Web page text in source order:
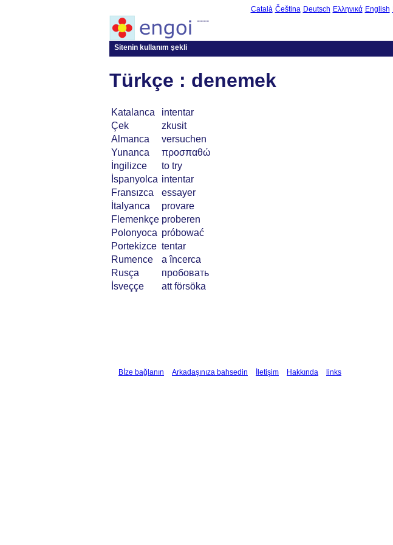
Català Čeština Deutsch Ελληνικά English
----
Sitenin kullanım şekli
Türkçe : denemek
Katalanca
intentar
Çek
zkusit
Almanca
versuchen
Yunanca
προσπαθώ
İngilizce
to try
İspanyolca intentar
Fransızca
essayer
İtalyanca
provare
Flemenkçe proberen
Polonyoca próbować
Portekizce tentar
Rumence
a încerca
Rusça
пробовать
İsveççe
att försöka
Bİze bağlanın Arkadaşınıza bahsedin İletişim Hakkında links